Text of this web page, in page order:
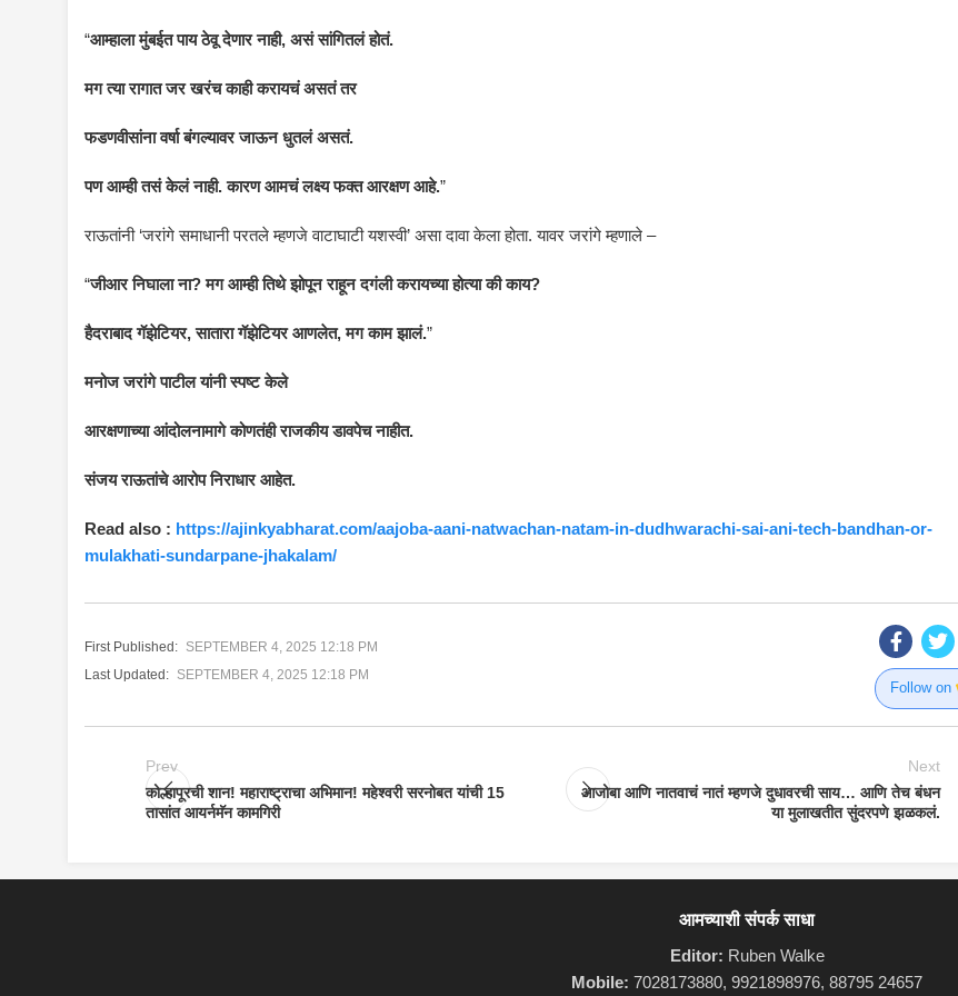
“आम्हाला मुंबईत पाय ठेवू देणार नाही, असं सांगितलं होतं.
मग त्या रागात जर खरंच काही करायचं असतं तर
फडणवीसांना वर्षा बंगल्यावर जाऊन धुतलं असतं.
पण आम्ही तसं केलं नाही. कारण आमचं लक्ष्य फक्त आरक्षण आहे.”
राऊतांनी ‘जरांगे समाधानी परतले म्हणजे वाटाघाटी यशस्वी’ असा दावा केला होता. यावर जरांगे म्हणाले –
“जीआर निघाला ना? मग आम्ही तिथे झोपून राहून दगंली करायच्या होत्या की काय?
हैदराबाद गॅझेटियर, सातारा गॅझेटियर आणलेत, मग काम झालं.”
मनोज जरांगे पाटील यांनी स्पष्ट केले
आरक्षणाच्या आंदोलनामागे कोणतंही राजकीय डावपेच नाहीत.
संजय राऊतांचे आरोप निराधार आहेत.
Read also : https://ajinkyabharat.com/aajoba-aani-natwachan-natam-in-dudhwarachi-sai-ani-tech-bandhan-or-
mulakhati-sundarpane-jhakalam/
First Published: SEPTEMBER 4, 2025 12:18 PM
Last Updated: SEPTEMBER 4, 2025 12:18 PM
Follow on
Prev
कोल्हापूरची शान! महाराष्ट्राचा अभिमान! महेश्वरी सरनोबत यांची 15
तासांत आयर्नमॅन कामगिरी
Next
आजोबा आणि नातवाचं नातं म्हणजे दुधावरची साय… आणि तेच बंधन
या मुलाखतीत सुंदरपणे झळकलं.
आमच्याशी संपर्क साधा
Editor: Ruben Walke
Mobile: 7028173880, 9921898976, 88795 24657